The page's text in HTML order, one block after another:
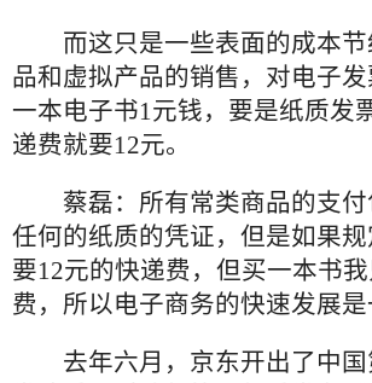
而这只是一些表面的成本节
品和虚拟产品的销售，对电子
一本电子书1元钱，要是纸质发
递费就要12元。
蔡磊：所有常类商品的支付
任何的纸质的凭证，但是如果
要12元的快递费，但买一本书
费，所以电子商务的快速发展
去年六月，京东开出了中国